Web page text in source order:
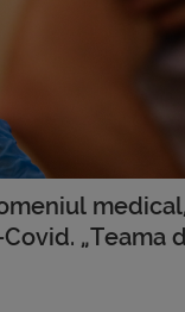
„Teama